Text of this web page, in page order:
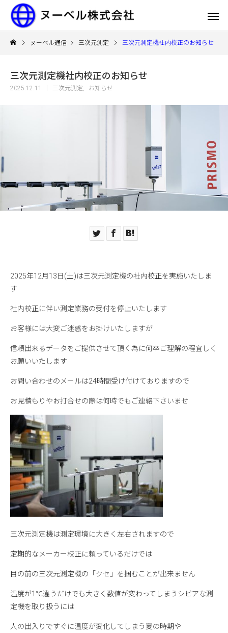
ヌーベル通信 三次元測定 三次元測定機社内校正のお知らせ
三次元測定機社内校正のお知らせ
2025.12.11 三次元測定 お知らせ
2025年12月13日(土)は三次元測定機の社内校正を実施いたしま
す
社内校正に伴い測定業務の受付を停止いたします
お客様には大変ご迷惑をお掛けいたしますが
信頼出来るデータをご提供させて頂く為に何卒ご理解の程宜しく
お願いいたします
お問い合わせのメールは24時間受け付けておりますので
お見積もりやお打合せの際は何時でもご連絡下さいませ
三次元測定機は測定環境に大きく左右されますので
定期的なメーカー校正に頼っているだけでは
目の前の三次元測定機の「クセ」を掴むことが出来ません
温度が1℃違うだけでも大きく数値が変わってしまうシビアな測
定機を取り扱うには
人の出入りですぐに温度が変化してしまう夏の時期や